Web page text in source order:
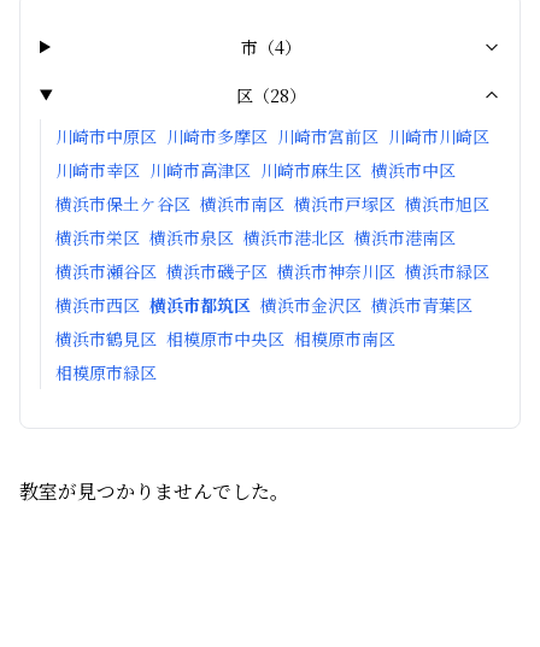
市 （4）
区 （28）
川崎市中原区 川崎市多摩区 川崎市宮前区 川崎市川崎区
川崎市幸区 川崎市高津区 川崎市麻生区 横浜市中区
横浜市保土ケ谷区 横浜市南区 横浜市戸塚区 横浜市旭区
横浜市栄区 横浜市泉区 横浜市港北区 横浜市港南区
横浜市瀬谷区 横浜市磯子区 横浜市神奈川区 横浜市緑区
横浜市西区 横浜市都筑区 横浜市金沢区 横浜市青葉区
横浜市鶴見区 相模原市中央区 相模原市南区
相模原市緑区
教室が見つかりませんでした。